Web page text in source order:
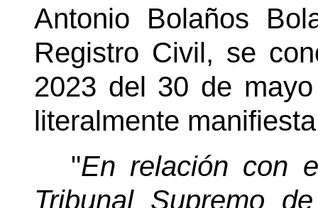
Antonio Bolaños
Registro Civil, se
2023 del 30 de
literalmente
"En relación con
Tribunal Supremo